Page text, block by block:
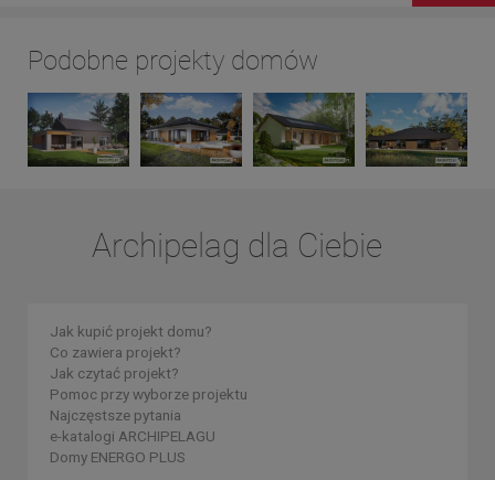
Podobne projekty domów
Archipelag dla Ciebie
Jak kupić projekt domu?
Co zawiera projekt?
Jak czytać projekt?
Pomoc przy wyborze projektu
Najczęstsze pytania
e-katalogi ARCHIPELAGU
Domy ENERGO PLUS